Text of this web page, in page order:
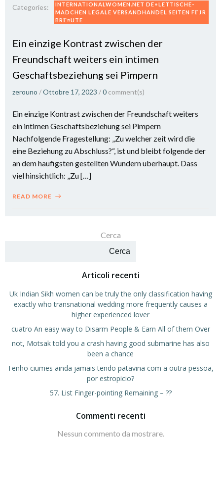
Categories:
INTERNATIONALWOMEN.NET DE+LETTISCHE-
MADCHEN LEGALE VERSANDHANDEL SEITEN FГЈR
BRГ¤UTE
Ein einzige Kontrast zwischen der
Freundschaft weiters ein intimen
Geschaftsbeziehung sei Pimpern
zerouno /Ottobre 17, 2023 /0 comment(s)
Ein einzige Kontrast zwischen der Freundschaft weiters
ein intimen Geschaftsbeziehung sei Pimpern
Nachfolgende Fragestellung: „Zu welcher zeit wird die
eine Beziehung zu Abschluss?“, ist und bleibt folgende der
an dem haufigsten gestellten Wundern uberhaupt. Dass
viel hinsichtlich: „Zu […]
READ MORE
Cerca
Cerca
Articoli recenti
Uk Indian Sikh women can be truly the only classification having
exactly who transnational wedding more frequently causes a
higher experienced lover
cuatro An easy way to Disarm People & Earn All of them Over
not, Motsak told you a crash having good submarine has also
been a chance
Tenho ciumes ainda jamais tendo patavina com a outra pessoa,
por estropicio?
57. List Finger-pointing Remaining – ??
Commenti recenti
Nessun commento da mostrare.